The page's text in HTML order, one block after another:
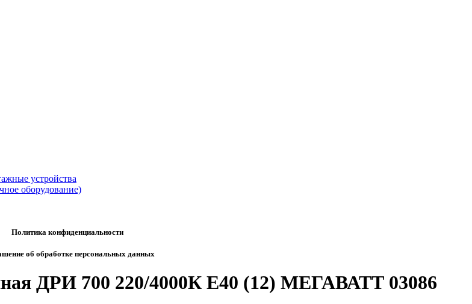
устройства
оборудование)
Политика конфиденциальности
об обработке персональных данных
ДРИ 700 220/4000К E40 (12) МЕГАВАТТ 03086